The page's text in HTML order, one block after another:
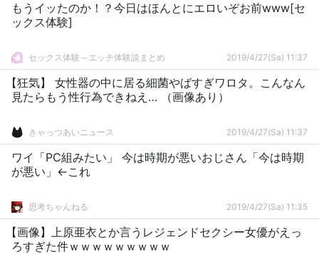
もうイッたのか！？今日はほんとにエロいぞお前www[セ
ックス体験]
セックス体験～エッチ体験談まとめ 2019/4/27(Sa) 11:37
【狂気】 女性器の中に居る細菌やばすぎワロタ。こんなん
見たらもう性行為できねえ… （画像あり）
きゃっつあいニュース 2019/4/27(Sa) 11:37
ワイ「PC組みたい」 今は時期が悪いおじさん「今は時期
が悪い」←これ
思考ちゃんねる 2019/4/27(Sa) 11:35
【画像】上原亜衣とか言うレジェンドセクシー女優がえっ
ろすぎた件ｗｗｗｗｗｗｗｗｗ